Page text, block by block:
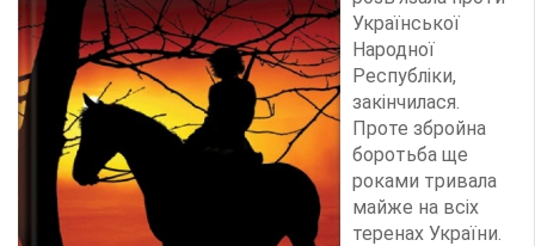
Української
Народної
Республіки,
закінчилася.
Проте збройна
боротьба ще
роками тривала
майже на всіх
теренах України.